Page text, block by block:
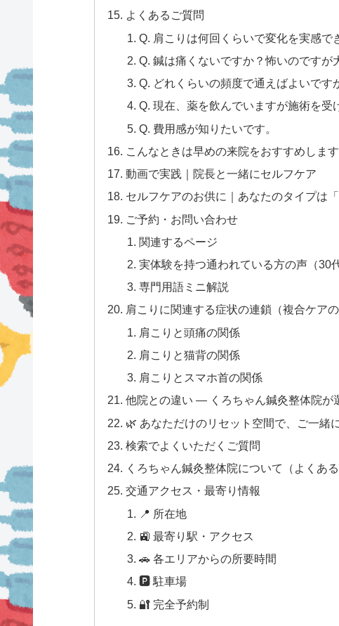
よくあるご質問
Q. 肩こりは何回くらいで変化を実感で
Q. 鍼は痛くないですか？怖いのですが
Q. どれくらいの頻度で通えばよいです
Q. 現在、薬を飲んでいますが施術を受
Q. 費用感が知りたいです。
こんなときは早めの来院をおすすめします
動画で実践｜院長と一緒にセルフケア
セルフケアのお供に｜あなたのタイプは「
ご予約・お問い合わせ
関連するページ
実体験を持つ通われている方の声（30
専門用語ミニ解説
肩こりに関連する症状の連鎖（複合ケアの
肩こりと頭痛の関係
肩こりと猫背の関係
肩こりとスマホ首の関係
他院との違い — くろちゃん鍼灸整体院が
🌿 あなただけのリセット空間で、ご一緒
検索でよくいただくご質問
くろちゃん鍼灸整体院について（よくある
交通アクセス・最寄り情報
📍 所在地
🚉 最寄り駅・アクセス
🚗 各エリアからの所要時間
🅿 駐車場
🔐 完全予約制